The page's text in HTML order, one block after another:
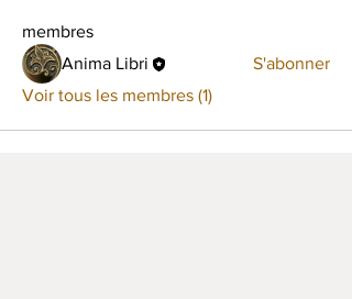
membres
Anima Libri
S'abonner
Voir tous les membres (1)